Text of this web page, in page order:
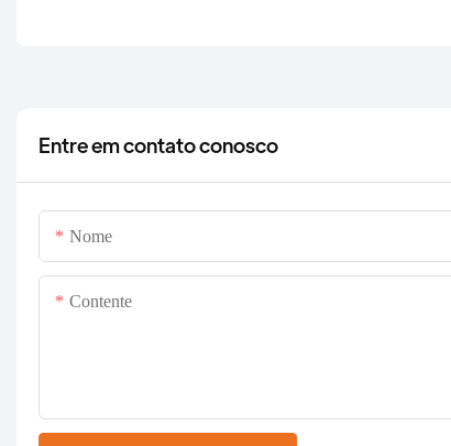
Entre em contato conosco
Nome
Contente